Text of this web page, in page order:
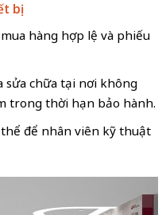
bị
hàng hợp lệ và phiếu
sửa chữa tại nơi không
trong thời hạn bảo hành.
để nhân viên kỹ thuật